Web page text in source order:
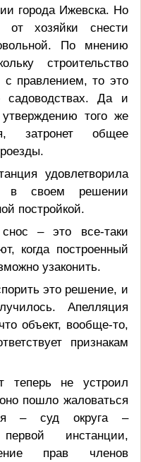
города Ижевска. Но
от хозяйки снести
По мнению
строительство
с правлением, то это
садоводствах. Да и
того же
затронет общее
удовлетворила
в своем решении
постройкой.
– это все-таки
когда построенный
узаконить.
это решение, и
Апелляция
объект, вообще-то,
признакам
теперь не устроил
пошло жаловаться
– суд округа –
инстанции,
прав членов